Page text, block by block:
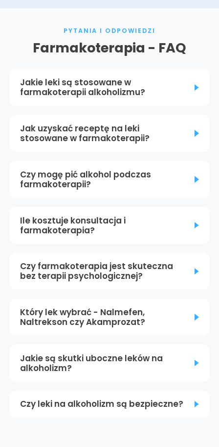
PYTANIA I ODPOWIEDZI
Farmakoterapia - FAQ
Jakie leki są stosowane w
farmakoterapii alkoholizmu?
Jak uzyskać receptę na leki
stosowane w farmakoterapii?
Czy mogę pić alkohol podczas
farmakoterapii?
Ile kosztuje konsultacja i
farmakoterapia?
Czy farmakoterapia jest skuteczna
bez terapii psychologicznej?
Który lek wybrać - Nalmefen,
Naltrekson czy Akamprozat?
Jakie są skutki uboczne leków na
alkoholizm?
Czy leki na alkoholizm są bezpieczne?